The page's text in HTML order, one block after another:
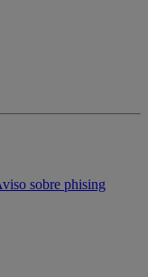
sobre phising